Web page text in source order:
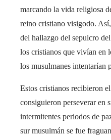
marcando la vida religiosa
reino cristiano visigodo.
del hallazgo del sepulcro
los cristianos que vivían en
los musulmanes intentarían
Estos cristianos recibieron
consiguieron perseverar en
intermitentes periodos de
sur musulmán se fue